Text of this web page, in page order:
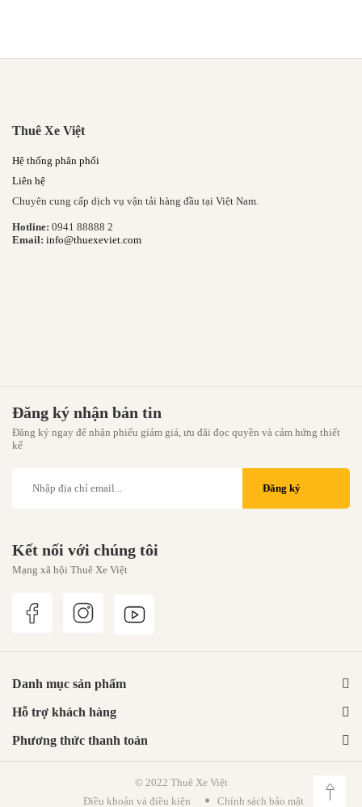
Thuê Xe Việt
Hệ thống phân phối
Liên hệ
Chuyên cung cấp dịch vụ vận tải hàng đầu tại Việt Nam.
Hotline: 0941 88888 2
Email: info@thuexeviet.com
Đăng ký nhận bản tin
Đăng ký ngay để nhận phiếu giảm giá, ưu đãi đọc quyền và cảm hứng thiết
kế
Đăng ký
Kết nối với chúng tôi
Mạng xã hội Thuê Xe Việt
Danh mục sản phẩm
Hỗ trợ khách hàng
Phương thức thanh toán
© 2022 Thuê Xe Việt
Điều khoản và điều kiện
Chính sách bảo mật